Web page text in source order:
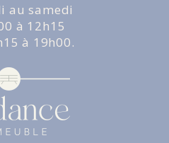
au samedi
à 12h15
à 19h00.